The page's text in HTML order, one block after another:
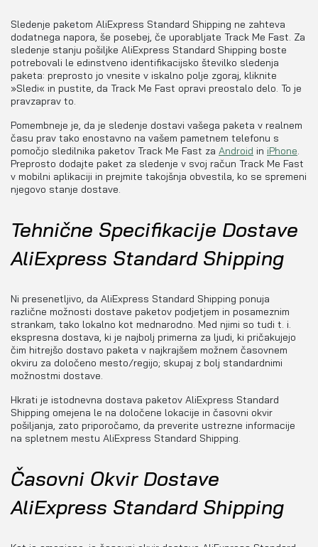
Sledenje paketom AliExpress Standard Shipping ne zahteva
dodatnega napora, še posebej, če uporabljate Track Me Fast. Za
sledenje stanju pošiljke AliExpress Standard Shipping boste
potrebovali le edinstveno identifikacijsko številko sledenja
paketa: preprosto jo vnesite v iskalno polje zgoraj, kliknite
»Sledi« in pustite, da Track Me Fast opravi preostalo delo. To je
pravzaprav to.
Pomembneje je, da je sledenje dostavi vašega paketa v realnem
času prav tako enostavno na vašem pametnem telefonu s
pomočjo sledilnika paketov Track Me Fast za Android in iPhone.
Preprosto dodajte paket za sledenje v svoj račun Track Me Fast
v mobilni aplikaciji in prejmite takojšnja obvestila, ko se spremeni
njegovo stanje dostave.
Tehnične Specifikacije Dostave
AliExpress Standard Shipping
Ni presenetljivo, da AliExpress Standard Shipping ponuja
različne možnosti dostave paketov podjetjem in posameznim
strankam, tako lokalno kot mednarodno. Med njimi so tudi t. i.
ekspresna dostava, ki je najbolj primerna za ljudi, ki pričakujejo
čim hitrejšo dostavo paketa v najkrajšem možnem časovnem
okviru za določeno mesto/regijo; skupaj z bolj standardnimi
možnostmi dostave.
Hkrati je istodnevna dostava paketov AliExpress Standard
Shipping omejena le na določene lokacije in časovni okvir
pošiljanja, zato priporočamo, da preverite ustrezne informacije
na spletnem mestu AliExpress Standard Shipping.
Časovni Okvir Dostave
AliExpress Standard Shipping